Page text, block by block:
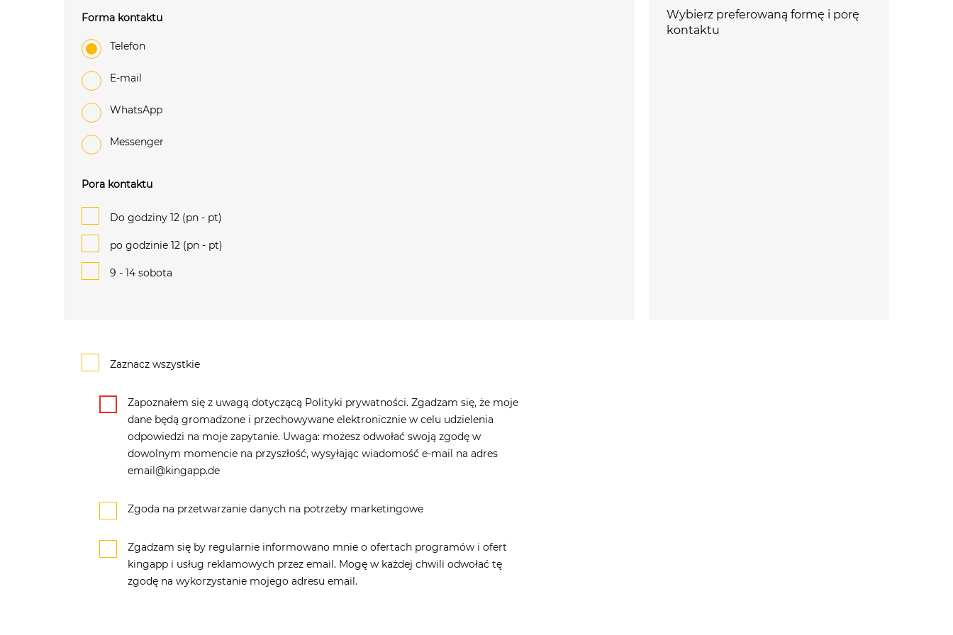
Forma kontaktu
Telefon
e-mail
WhatsApp
Messenger
Pora kontaktu
Do godziny 12 (pn - pt)
po godzinie 12 (pn - pt)
9 - 14 sobota
Wybierz preferowaną formę i porę
kontaktu
Zaznacz wszystkie
Zapoznałem się z uwagą dotyczącą Polityki prywatności. Zgadzam się, że moje
dane będą gromadzone i przechowywane elektronicznie w celu udzielenia
odpowiedzi na moje zapytanie. Uwaga: możesz odwołać swoją zgodę w
dowolnym momencie na przyszłość, wysyłając wiadomość e-mail na adres
email@kingapp.de
Zgoda na przetwarzanie danych na potrzeby marketingowe
Zgadzam się by regularnie informowano mnie o ofertach programów i ofert
kingapp i usług reklamowych przez email. Mogę w każdej chwili odwołać tę
zgodę na wykorzystanie mojego adresu email.